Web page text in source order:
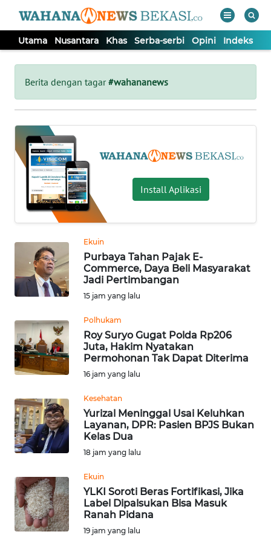
Utama Nusantara Khas Serba-serbi Opini Indeks
Berita dengan tagar#wahananews
Install Aplikasi
Ekuin
Purbaya Tahan Pajak E-
Commerce, Daya Beli Masyarakat
Jadi Pertimbangan
15 jam yang lalu
Polhukam
Roy Suryo Gugat Polda Rp206
Juta, Hakim Nyatakan
Permohonan Tak Dapat Diterima
16 jam yang lalu
Kesehatan
Yurizal Meninggal Usai Keluhkan
Layanan, DPR: Pasien BPJS Bukan
Kelas Dua
18 jam yang lalu
Ekuin
YLKI Soroti Beras Fortifikasi, Jika
Label Dipalsukan Bisa Masuk
Ranah Pidana
19 jam yang lalu
Tutup
UTAMA
NUSANTARA
KHAS
SERBA-
SERBI
OPINI
Informasi
INDEKS
BERITA
KONTAK
KAMI
INFO
IKLAN
TENTANG
PEDOMAN
MEDIA
SIBER